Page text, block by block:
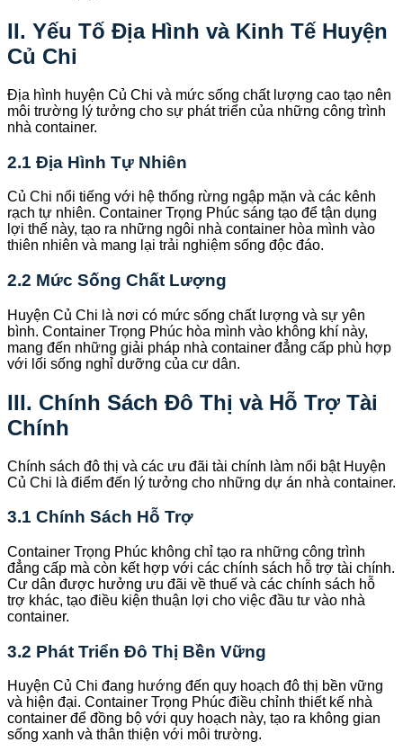
II. Yếu Tố Địa Hình và Kinh Tế Huyện
Củ Chi
Địa hình huyện Củ Chi và mức sống chất lượng cao tạo nên
môi trường lý tưởng cho sự phát triển của những công trình
nhà container.
2.1 Địa Hình Tự Nhiên
Củ Chi nổi tiếng với hệ thống rừng ngập mặn và các kênh
rạch tự nhiên. Container Trọng Phúc sáng tạo để tận dụng
lợi thế này, tạo ra những ngôi nhà container hòa mình vào
thiên nhiên và mang lại trải nghiệm sống độc đáo.
2.2 Mức Sống Chất Lượng
Huyện Củ Chi là nơi có mức sống chất lượng và sự yên
bình. Container Trọng Phúc hòa mình vào không khí này,
mang đến những giải pháp nhà container đẳng cấp phù hợp
với lối sống nghỉ dưỡng của cư dân.
III. Chính Sách Đô Thị và Hỗ Trợ Tài
Chính
Chính sách đô thị và các ưu đãi tài chính làm nổi bật Huyện
Củ Chi là điểm đến lý tưởng cho những dự án nhà container.
3.1 Chính Sách Hỗ Trợ
Container Trọng Phúc không chỉ tạo ra những công trình
đẳng cấp mà còn kết hợp với các chính sách hỗ trợ tài chính.
Cư dân được hưởng ưu đãi về thuế và các chính sách hỗ
trợ khác, tạo điều kiện thuận lợi cho việc đầu tư vào nhà
container.
3.2 Phát Triển Đô Thị Bền Vững
Huyện Củ Chi đang hướng đến quy hoạch đô thị bền vững
và hiện đại. Container Trọng Phúc điều chỉnh thiết kế nhà
container để đồng bộ với quy hoạch này, tạo ra không gian
sống xanh và thân thiện với môi trường.